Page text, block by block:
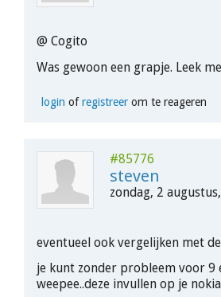
@ Cogito
Was gewoon een grapje. Leek
login ofregistreerom te reageren
#85776
steven
zondag, 2
eventueel ook vergelijken met
je kunt zonder probleem voor 9
weepee..deze invullen op je